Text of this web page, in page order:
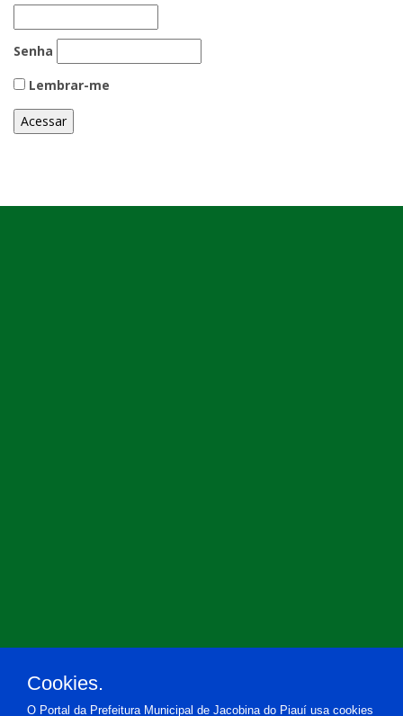
Senha
Lembrar-me
Cookies.
O Portal da Prefeitura Municipal de Jacobina do Piauí usa cookies